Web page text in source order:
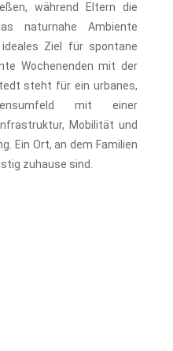
während Eltern die
naturnahe Ambiente
Ziel für spontane
Wochenenden mit der
steht für ein urbanes,
mit einer
Mobilität und
Ein Ort, an dem Familien
zuhause sind.